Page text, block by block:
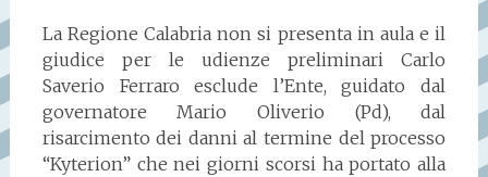
La Regione Calabria non si presenta in aula e il
giudice per le udienze preliminari Carlo
Saverio Ferraro esclude l’Ente, guidato dal
governatore Mario Oliverio (Pd), dal
risarcimento dei danni al termine del processo
“Kyterion” che nei giorni scorsi ha portato alla